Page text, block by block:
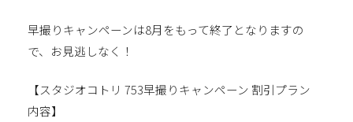
早撮りキャンペーンは8月をもって終了となりますの
で、お見逃しなく！
【スタジオコトリ 753早撮りキャンペーン 割引プラン
内容】